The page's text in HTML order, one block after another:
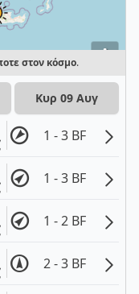
i
στον κόσμο.
Κυρ 09 Αυγ
1 - 3 BF
1 - 3 BF
1 - 2 BF
2 - 3 BF